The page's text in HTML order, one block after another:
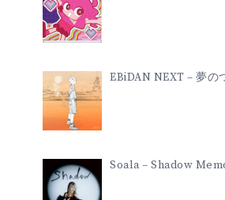
EBiDAN NEXT – 夢
Soala – Shadow